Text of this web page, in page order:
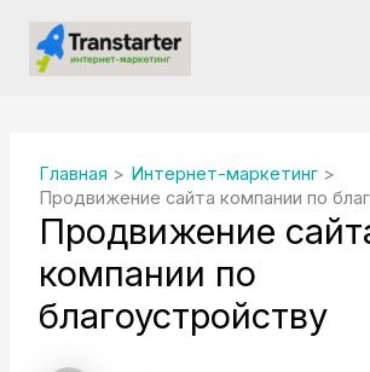
содержимому
Главная
Интернет-маркетинг
Продвижение сайта компании по
Продвижение
компании по
благоустройству